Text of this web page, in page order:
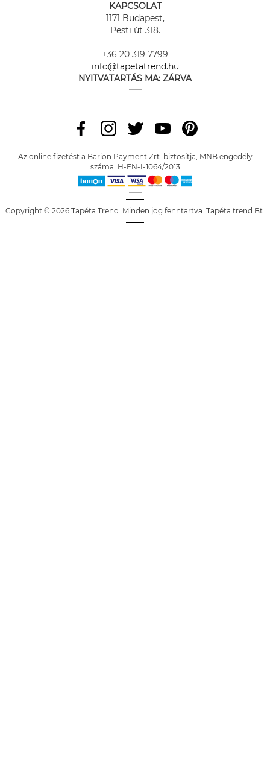
KAPCSOLAT
1171 Budapest,
Pesti út 318.
+36 20 319 7799
info@tapetatrend.hu
NYITVATARTÁS MA: ZÁRVA
Az online fizetést a Barion Payment Zrt. biztosítja, MNB engedély
száma: H-EN-I-1064/2013
Copyright © 2026 Tapéta Trend. Minden jog fenntartva. Tapéta trend Bt.